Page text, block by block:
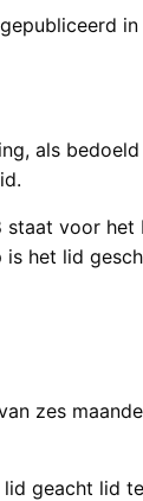
in
als
voor
is het lid
zes
geacht lid